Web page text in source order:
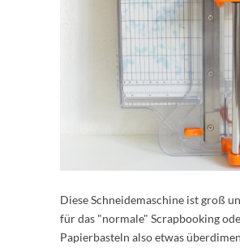
Diese Schneidemaschine ist groß
für das "normale" Scrapbooking
Papierbasteln also etwas